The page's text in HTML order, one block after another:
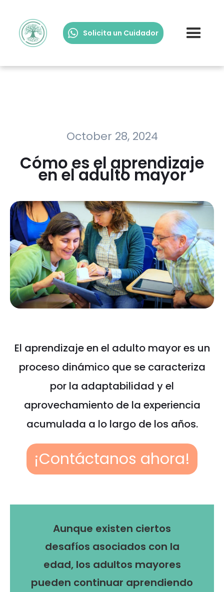
Solicita un Cuidador
October 28, 2024
Cómo es el aprendizaje
en el adulto mayor
El aprendizaje en el adulto mayor es un
proceso dinámico que se caracteriza
por la adaptabilidad y el
aprovechamiento de la experiencia
acumulada a lo largo de los años.
¡Contáctanos ahora!
Aunque existen ciertos
desafíos asociados con la
edad, los adultos mayores
pueden continuar aprendiendo